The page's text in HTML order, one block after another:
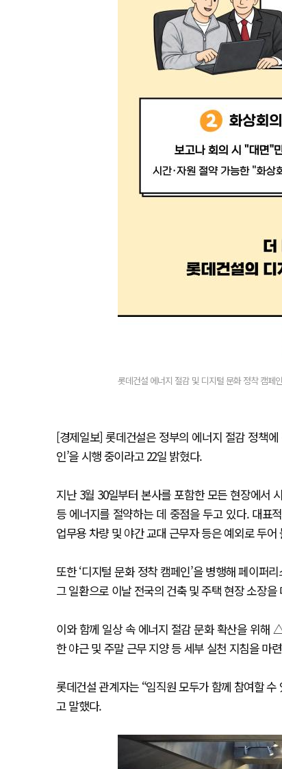
롯데건설 에너지 절감 및 디지털 문화 정착 캠페
[경제일보] 롯데건설은 정부의 에너지 절감 정책
인’을 시행 중이라고 22일 밝혔다.
지난 3월 30일부터 본사를 포함한 모든 현장에서
등 에너지를 절약하는 데 중점을 두고 있다. 대표
업무용 차량 및 야간 교대 근무자 등은 예외로 두어
또한 ‘디지털 문화 정착 캠페인’을 병행해 페이퍼
그 일환으로 이날 전국의 건축 및 주택 현장 소장
이와 함께 일상 속 에너지 절감 문화 확산을 위
한 야근 및 주말 근무 지양 등 세부 실천 지침을 마
롯데건설 관계자는 “임직원 모두가 함께 참여할
고 말했다.